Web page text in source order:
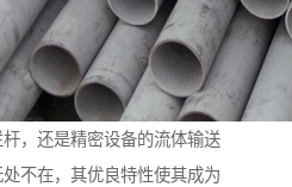
，还是精密设备的流体输送
不在，其优良特性使其成为